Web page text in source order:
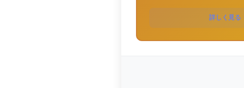
詳しく見る